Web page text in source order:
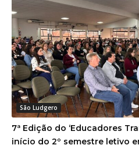
São Ludgero
7ª Edição do ‘Educadores
início do 2º semestre letivo